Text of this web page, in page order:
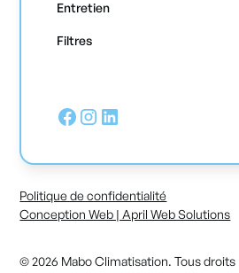
Entretien
Filtres
© 2026 Mabo Climatisation. Tous droits
Politique de confidentialité
Conception Web | April Web Solutions